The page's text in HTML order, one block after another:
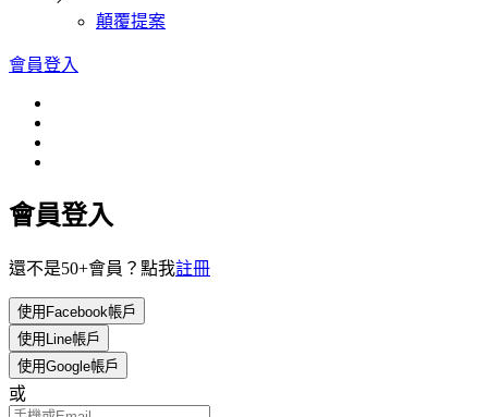
顛覆提案
會員登入
會員登入
還不是50+會員？點我註冊
使用Facebook帳戶
使用Line帳戶
使用Google帳戶
或